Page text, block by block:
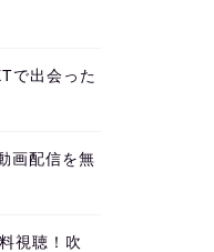
で出会った
画配信を無
視聴！吹